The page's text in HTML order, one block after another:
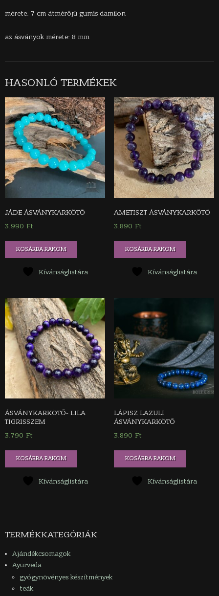
mérete: 7 cm átmérőjű gumis damilon
az ásványok mérete: 8 mm
HASONLÓ TERMÉKEK
JÁDE ÁSVÁNYKARKÖTŐ
3.990 Ft
KOSÁRBA RAKOM
Kívánságlistára
AMETISZT ÁSVÁNYKARKÖTŐ
3.890 Ft
KOSÁRBA RAKOM
Kívánságlistára
ÁSVÁNYKARKÖTŐ- LILA
TIGRISSZEM
3.790 Ft
KOSÁRBA RAKOM
Kívánságlistára
LÁPISZ LAZULI
ÁSVÁNYKARKÖTŐ
3.890 Ft
KOSÁRBA RAKOM
Kívánságlistára
TERMÉKKATEGÓRIÁK
Ajándékcsomagok
Ayurveda
gyógynövényes készítmények
teák